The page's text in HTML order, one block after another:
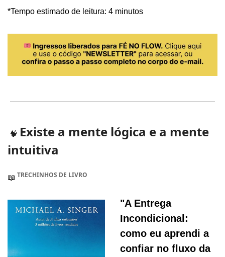
*Tempo estimado de leitura: 4 minutos
🧠 Existe a mente lógica e a mente
intuitiva
📖 TRECHINHOS DE LIVRO
"A Entrega
Incondicional:
como eu aprendi a
confiar no fluxo da